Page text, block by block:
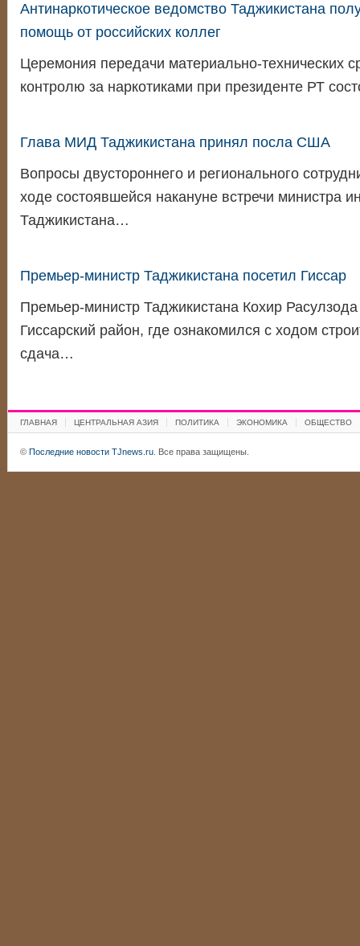
Антинаркотическое ведомство Таджикистана
помощь от российских коллег
Церемония передачи материально-технических
контролю за наркотиками при президенте РТ
Глава МИД Таджикистана принял посла США
Вопросы двустороннего и регионального
ходе состоявшейся накануне встречи министра
Таджикистана…
Премьер-министр Таджикистана посетил Гиссар
Премьер-министр Таджикистана Кохир Расулзода
Гиссарский район, где ознакомился с ходом
сдача…
ГЛАВНАЯ ЦЕНТРАЛЬНАЯ АЗИЯ ПОЛИТИКА ЭКОНОМИКА ОБЩЕСТВО
© Последние новости TJnews.ru. Все права защищены.